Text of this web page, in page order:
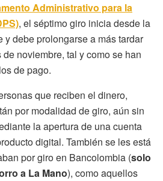
Administrativo para la
, el séptimo giro inicia desde la
y debe prolongarse a más tardar
noviembre, tal y como se han
de pago.
que reciben el dinero,
por modalidad de giro, aún sin
la apertura de una cuenta
digital. También se les está
por giro en Bancolombia (solo
a La Mano), como aquellos